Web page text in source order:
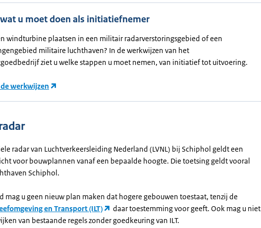
u moet doen als initiatiefnemer
windturbine plaatsen in een militair radarverstoringsgebied of een
militaire luchthaven? In de werkwijzen van het
ziet u welke stappen u moet nemen, van initiatief tot uitvoering.
werkwijzen
radar van Luchtverkeersleiding Nederland (LVNL) bij Schiphol geldt een
voor bouwplannen vanaf een bepaalde hoogte. Die toetsing geldt vooral
Schiphol.
mag u geen nieuw plan maken dat hogere gebouwen toestaat, tenzij de
en Transport (ILT)
daar toestemming voor geeft. Ook mag u niet
van bestaande regels zonder goedkeuring van ILT.